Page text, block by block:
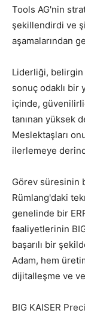
Tools AG'nin
şekillendirdi ve
aşamalarından
Liderliği,
sonuç odaklı bir
içinde,
tanınan yüksek
Meslektaşları
ilerlemeye
Görev süresinin
Rümlang'daki
genelinde bir
faaliyetlerinin
başarılı bir
Adam, hem
dijitalleşme ve
BIG KAISER